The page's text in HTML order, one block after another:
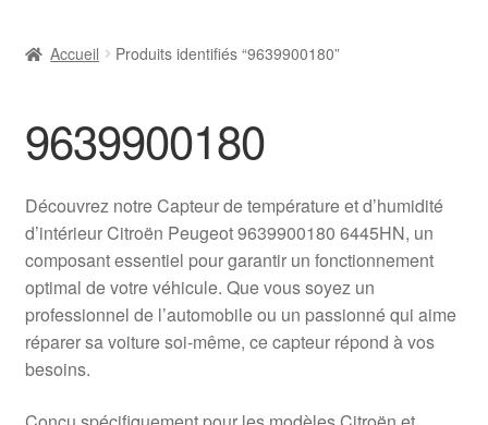
Livraison
Livraison internationale
Mon compte
Paiements
Panier
Accueil Produits identifiés “9639900180”
9639900180
Découvrez notre Capteur de température et d’humidité
d’intérieur Citroën Peugeot 9639900180 6445HN, un
composant essentiel pour garantir un fonctionnement
optimal de votre véhicule. Que vous soyez un
professionnel de l’automobile ou un passionné qui aime
réparer sa voiture soi-même, ce capteur répond à vos
besoins.